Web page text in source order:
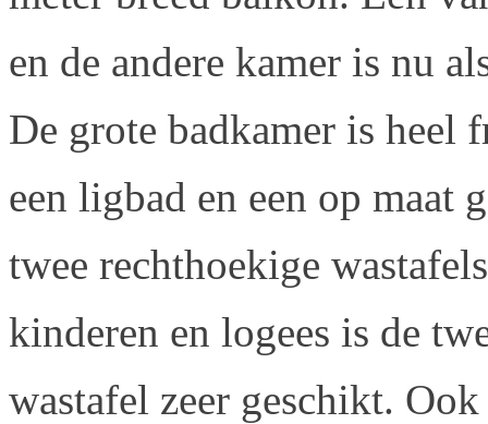
en de andere kamer is nu
De grote badkamer is heel
een ligbad en een op maat
twee rechthoekige
kinderen en logees is de
wastafel zeer geschikt.